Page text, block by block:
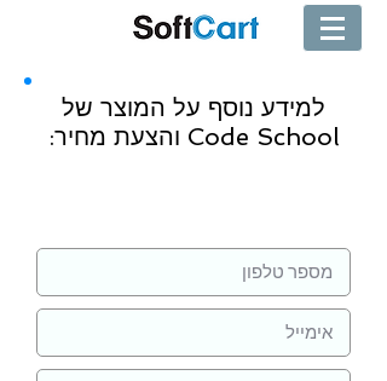
למידע נוסף על המוצר של
Code School והצעת מחיר: